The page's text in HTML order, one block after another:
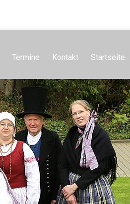
Termine Kontakt Startseite